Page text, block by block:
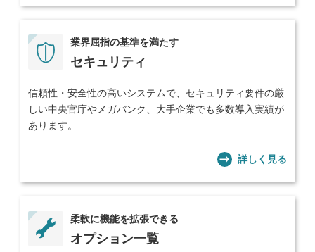
業界屈指の基準を満たす
セキュリティ
信頼性・安全性の高いシステムで、セキュリティ要件の厳
しい中央官庁やメガバンク、大手企業でも多数導入実績が
あります。
詳しく見る
柔軟に機能を拡張できる
オプション一覧